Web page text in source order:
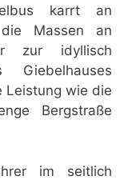
karrt an
die Massen an
zur idyllisch
Giebelhauses
Leistung wie die
Bergstraße
im seitlich